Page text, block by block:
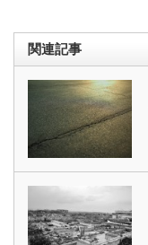
関連記事